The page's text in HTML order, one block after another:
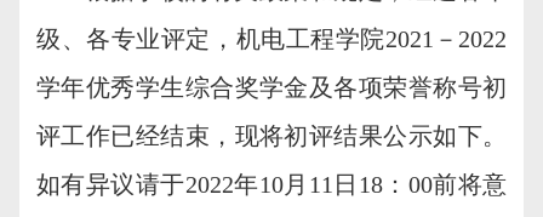
级、各专业评定，机电工程学院2021－2022
学年优秀学生综合奖学金及各项荣誉称号初
评工作已经结束，现将初评结果公示如下。
如有异议请于2022年10月11日18：00前将意